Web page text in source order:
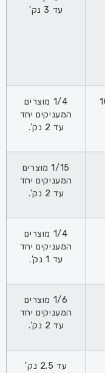
עד 3 נק'
10%
1/4 מוצרים
המעניקים יחד
עד 2 נק'.
1/15 מוצרים
המעניקים יחד
עד 2 נק'.
1/4 מוצרים
המעניקים יחד
עד 1 נק'.
1/6 מוצרים
המעניקים יחד
עד 2 נק'.
עד 2.5 נק'